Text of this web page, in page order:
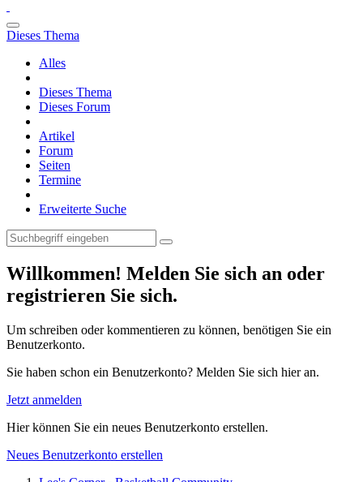
Dieses Thema
Alles
Dieses Thema
Dieses Forum
Artikel
Forum
Seiten
Termine
Erweiterte Suche
Willkommen! Melden Sie sich an oder
registrieren Sie sich.
Um schreiben oder kommentieren zu können, benötigen Sie ein
Benutzerkonto.
Sie haben schon ein Benutzerkonto? Melden Sie sich hier an.
Jetzt anmelden
Hier können Sie ein neues Benutzerkonto erstellen.
Neues Benutzerkonto erstellen